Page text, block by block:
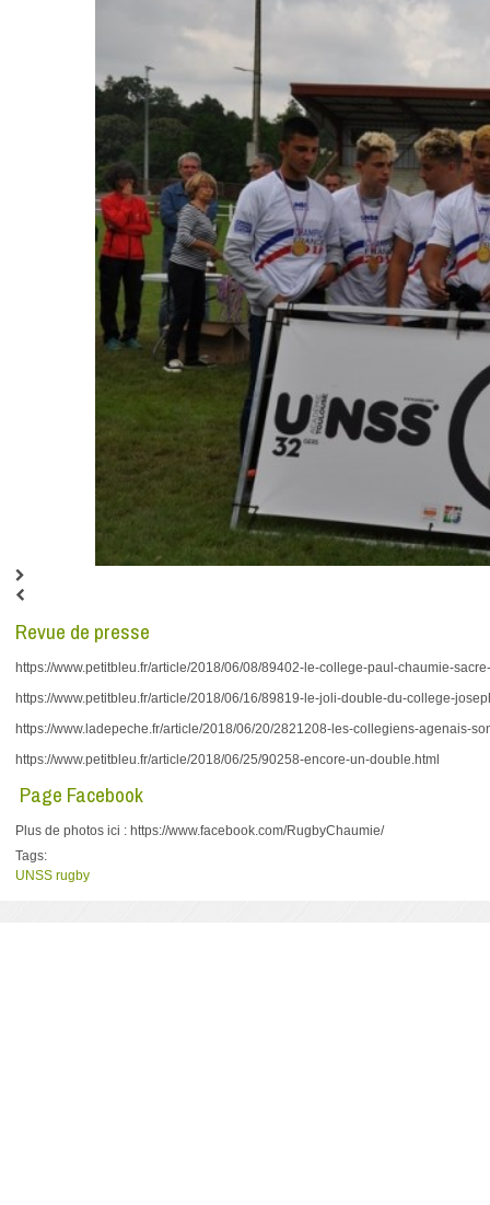
Revue de presse
https://www.petitbleu.fr/article/2018/06/08/89402-le-college-paul-chaumie-
https://www.petitbleu.fr/article/2018/06/16/89819-le-joli-double-du-college-
https://www.ladepeche.fr/article/2018/06/20/2821208-les-collegiens-agenais-
https://www.petitbleu.fr/article/2018/06/25/90258-encore-un-double.html
Page Facebook
Plus de photos ici : https://www.facebook.com/RugbyChaumie/
Tags:
UNSS rugby